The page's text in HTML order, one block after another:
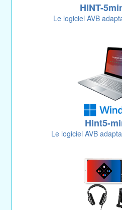
HINT-
Le logiciel AVB
Hint5-
Le logiciel AVB